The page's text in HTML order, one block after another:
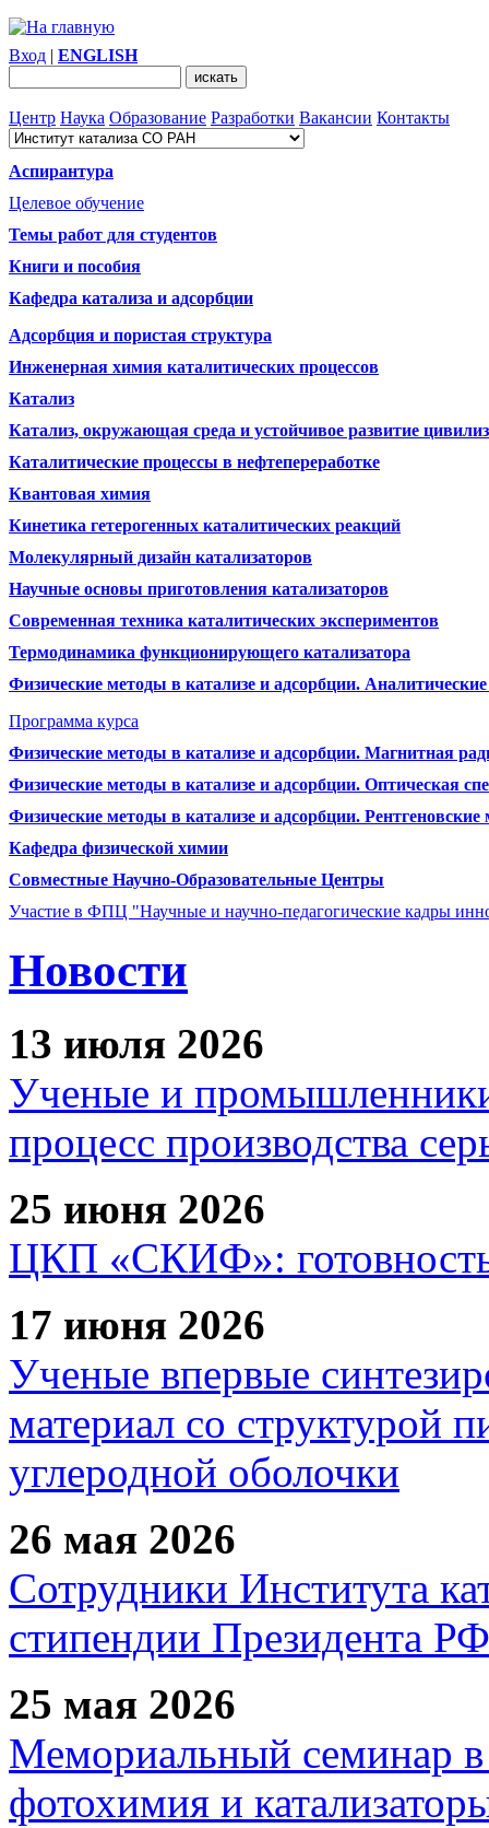
Вход | ENGLISH
Центр Наука Образование Разработки Вакансии Контакты
Аспирантура
Целевое обучение
Темы работ для студентов
Книги и пособия
Кафедра катализа и адсорбции
Адсорбция и пористая структура
Инженерная химия каталитических процессов
Катализ
Катализ, окружающая среда и устойчивое развитие
Каталитические процессы в нефтепереработке
Квантовая химия
Кинетика гетерогенных каталитических реакций
Молекулярный дизайн катализаторов
Научные основы приготовления катализаторов
Современная техника каталитических экспериментов
Термодинамика функционирующего катализатора
Физические методы в катализе и адсорбции.
Программа курса
Физические методы в катализе и адсорбции. Магнитная
Физические методы в катализе и адсорбции. Оптическая
Физические методы в катализе и адсорбции. Рентгеновские
Кафедра физической химии
Совместные Научно-Образовательные Центры
Участие в ФПЦ "Научные и научно-педагогические кадры
Новости
13 июля 2026
Ученые и
процесс производства
25 июня 2026
ЦКП «СКИФ»: готовность
17 июня 2026
Ученые впервые
материал со структурой
углеродной оболочки
26 мая 2026
Сотрудники Института
стипендии Президента РФ
25 мая 2026
Мемориальный семинар в
фотохимия и